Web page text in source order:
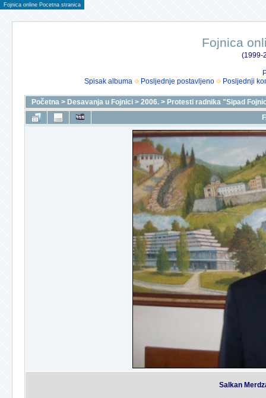
Fojnica online Pocetna stranica
Fojnica
(1999-
Spisak albuma
Posljednje postavljeno Posljednji
Početna > Desavanja u Fojnici > 2006. > Protesti radnika "Sipad
Salkan